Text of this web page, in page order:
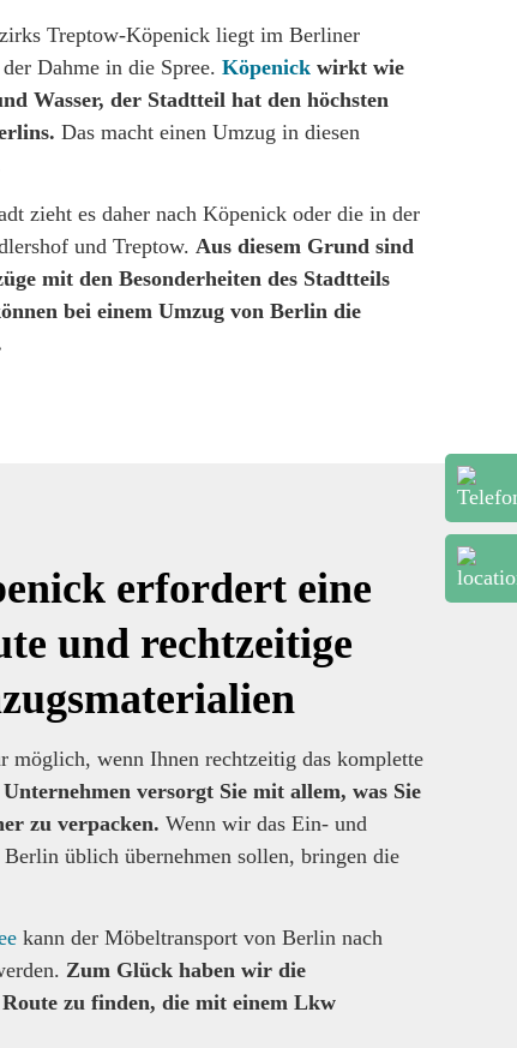
Treptow-Köpenick liegt im Berliner
Dahme in die Spree. Köpenick wirkt wie
Wasser, der Stadtteil hat den höchsten
Das macht einen Umzug in diesen
zieht es daher nach Köpenick oder die in der
und Treptow. Aus diesem Grund sind
mit den Besonderheiten des Stadtteils
bei einem Umzug von Berlin die
erfordert eine
und rechtzeitige
möglich, wenn Ihnen rechtzeitig das komplette
versorgt Sie mit allem, was Sie
zu verpacken. Wenn wir das Ein- und
üblich übernehmen sollen, bringen die
kann der Möbeltransport von Berlin nach
Zum Glück haben wir die
zu finden, die mit einem Lkw